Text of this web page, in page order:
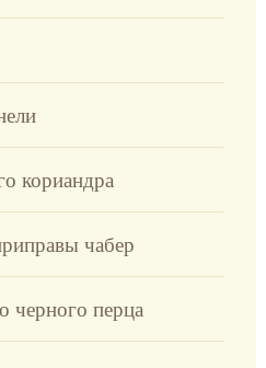
кориандра
чабер
черного перца